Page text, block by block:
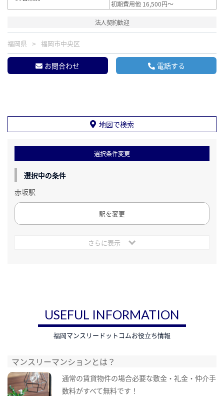
初期費用他 16,500円～
法人契約歓迎
福岡県 福岡市中央区
お問合わせ 電話する
地図で検索
選択条件変更
選択中の条件
赤坂駅
駅を変更
さらに表示
USEFUL INFORMATION
福岡マンスリードットコムお役立ち情報
マンスリーマンションとは？
通常の賃貸物件の場合必要な敷金・礼金・仲介手
数料がすべて無料です！